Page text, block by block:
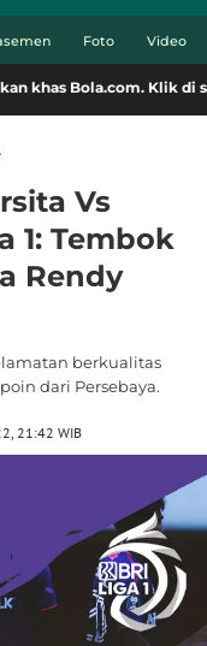
Foto Video
Klik di sini!
Vs
1: Tembok
Rendy
berkualitas
dari Persebaya.
21:42 WIB